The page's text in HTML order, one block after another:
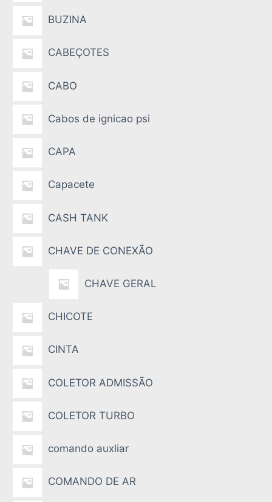
BUZINA
CABEÇOTES
CABO
Cabos de ignicao psi
CAPA
Capacete
CASH TANK
CHAVE DE CONEXÃO
CHAVE GERAL
CHICOTE
CINTA
COLETOR ADMISSÃO
COLETOR TURBO
comando auxliar
COMANDO DE AR